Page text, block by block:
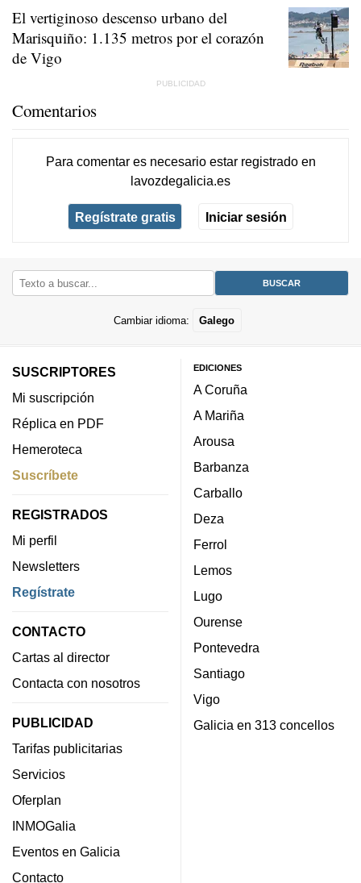
El vertiginoso descenso urbano del
Marisquiño: 1.135 metros por el corazón
de Vigo
Comentarios
Para comentar es necesario estar registradoen
lavozdegalicia.es
Regístrate gratis Iniciar sesión
Cambiar idioma: Galego
SUSCRIPTORES
Mi suscripción
Réplica en PDF
Hemeroteca
Suscríbete
REGISTRADOS
Mi perfil
Newsletters
Regístrate
CONTACTO
Cartas al director
Contacta con nosotros
PUBLICIDAD
Tarifas publicitarias
Servicios
Oferplan
INMOGalia
Eventos en Galicia
Contacto
EDICIONES
A Coruña
A Mariña
Arousa
Barbanza
Carballo
Deza
Ferrol
Lemos
Lugo
Ourense
Pontevedra
Santiago
Vigo
Galicia en 313 concellos